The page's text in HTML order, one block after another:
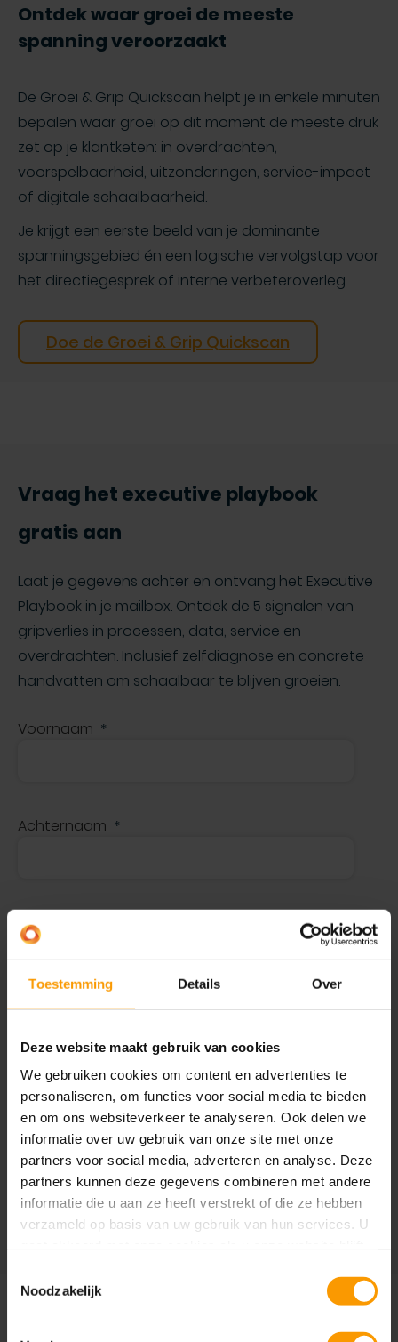
Toestemming Details Over
Deze website maakt gebruik van cookies
We gebruiken cookies om content en advertenties te
personaliseren, om functies voor social media te bieden
en om ons websiteverkeer te analyseren. Ook delen we
informatie over uw gebruik van onze site met onze
partners voor social media, adverteren en analyse. Deze
partners kunnen deze gegevens combineren met andere
informatie die u aan ze heeft verstrekt of die ze hebben
verzameld op basis van uw gebruik van hun services. U
Noodzakelijk
Ontdek waar groei de meeste
spanning veroorzaakt
De Groei & Grip Quickscan helpt je in enkele minuten
bepalen waar groei op dit moment de meeste druk
zet op je klantketen: in overdrachten,
voorspelbaarheid, uitzonderingen, service-impact
of digitale schaalbaarheid.
Je krijgt een eerste beeld van je dominante
spanningsgebied én een logische vervolgstap voor
het directiegesprek of interne verbeteroverleg.
Doe de Groei & Grip Quickscan
Vraag het executive playbook
gratis aan
Laat je gegevens achter en ontvang het Executive
Playbook in je mailbox. Ontdek de 5 signalen van
gripverlies in processen, data, service en
overdrachten. Inclusief zelfdiagnose en concrete
handvatten om schaalbaar te blijven groeien.
Voornaam
Achternaam
Zakelijk e-mailadres
Ik word graag op de hoogte gehouden van de
laatste ontwikkelingen en trends via de nieuwsbrief
van GAC.
Verstuur aanvraag